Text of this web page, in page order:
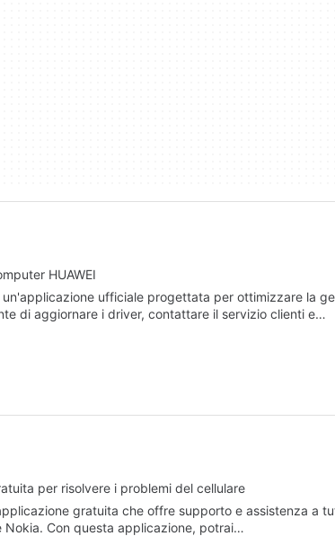
HUAWEI
un'applicazione ufficiale progettata per ottimizzare la
di aggiornare i driver, contattare il servizio clienti e…
per risolvere i problemi del cellulare
gratuita che offre supporto e assistenza a
Nokia. Con questa applicazione, potrai…